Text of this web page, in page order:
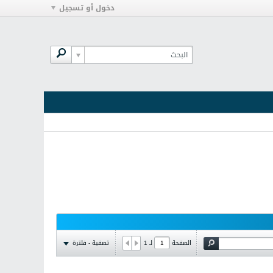
دخول أو تسجيل
الصفحة لـ1 تصفية - فلترة